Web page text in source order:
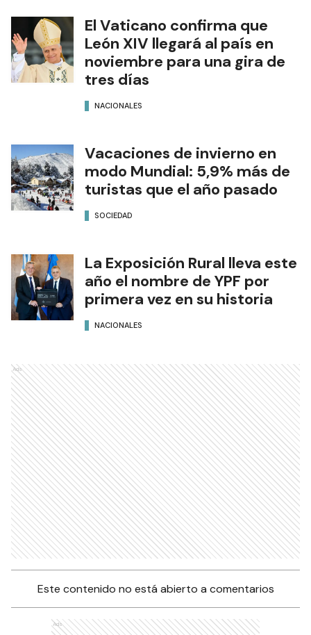
El Vaticano confirma que
León XIV llegará al país en
noviembre para una gira de
tres días
NACIONALES
Vacaciones de invierno en
modo Mundial: 5,9% más de
turistas que el año pasado
SOCIEDAD
La Exposición Rural lleva este
año el nombre de YPF por
primera vez en su historia
NACIONALES
Ads
Este contenido no está abierto a comentarios
Ads